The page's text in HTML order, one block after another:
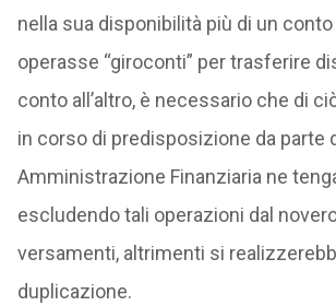
nella sua disponibilità più di un conto
operasse “giroconti” per trasferire
conto all’altro, è necessario che di
in corso di predisposizione da parte
Amministrazione Finanziaria ne
escludendo tali operazioni dal
versamenti, altrimenti si
duplicazione.